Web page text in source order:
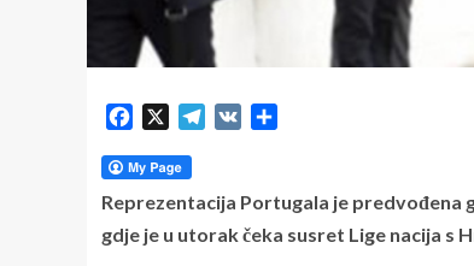
Facebook Telegram
VK
Reprezentacija Portugala je predvođena
gdje je u utorak čeka susret Lige nacija s